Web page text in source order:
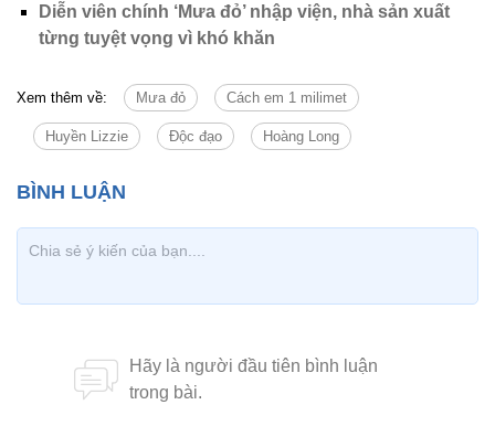
Diễn viên chính ‘Mưa đỏ’ nhập viện, nhà sản xuất
từng tuyệt vọng vì khó khăn
Xem thêm về: Mưa đỏ Cách em 1 milimet
Huyền Lizzie Độc đạo Hoàng Long